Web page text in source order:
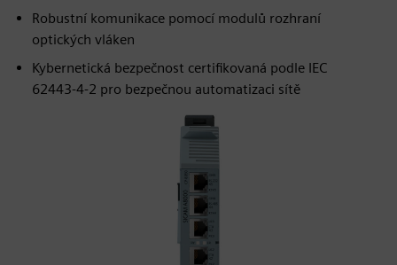
Robustní komunikace pomocí modulů rozhraní
optických vláken
Kybernetická bezpečnost certifikovaná podle IEC
62443‑4‑2 pro bezpečnou automatizaci sítě